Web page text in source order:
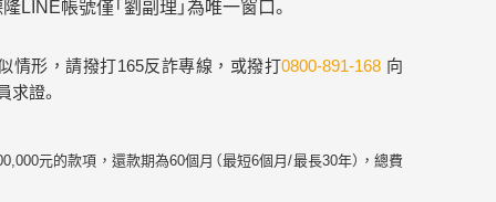
LINE帳號僅「劉副理」為唯一窗口。
情形，請撥打165反詐專線，或撥打0800-891-168 向
求證。
元的款項，還款期為60個月（最短6個月/最長30年），總費